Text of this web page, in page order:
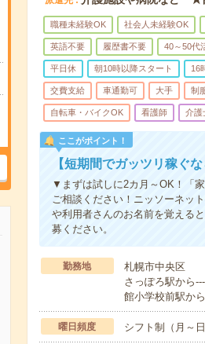
職種未経験OK 社会人未経験OK
英語不要 履歴書不要 40～50代
平日休 朝10時以降スタート 16
交費支給 車通勤可 大手 制
自転車・バイクOK 看護師 介護
ここがポイント！
【短期間でガッツリ稼ぐ
▼まずは試しに2カ月～OK！「
ご相談ください！ニッソーネッ
や利用者さんのお名前を覚える
募ください。
勤務地
札幌市中央区
さっぽろ駅から
館小学校前駅か
曜日頻度 シフト制（月～